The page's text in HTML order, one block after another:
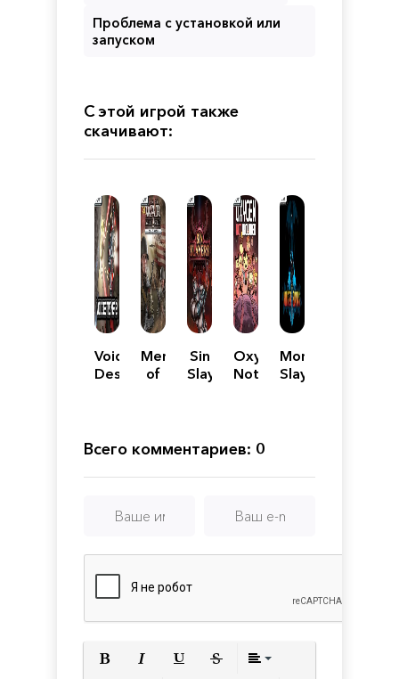
Проблема с установкой или
запуском
С этой игрой также
скачивают:
Void
Destroyer
Men
of
2 -
War
Sin
Slayers
Oxygen
Not
Monster
Slayers
Всего комментариев: 0